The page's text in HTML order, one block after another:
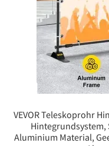
VEVOR Teleskoprohr
Aluminium Material,